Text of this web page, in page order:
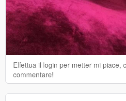
Effettua il login per metter mi piace,
commentare!